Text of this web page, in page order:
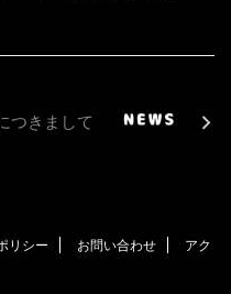
つきまして
リシー お問い合わせ
アク